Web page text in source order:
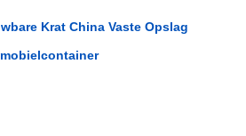
Krat China Vaste Opslag